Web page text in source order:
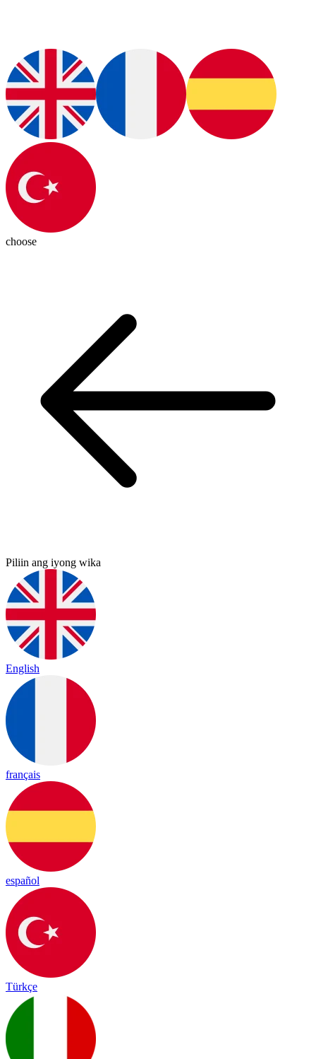
choose
Piliin ang iyong wika
English
français
español
Türkçe